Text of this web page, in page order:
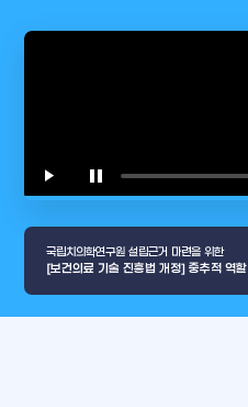
play_arrow pause
국립치의학연구원 설립근거 마련을 위한
[보건의료 기술 진흥법 개정] 중추적 역할